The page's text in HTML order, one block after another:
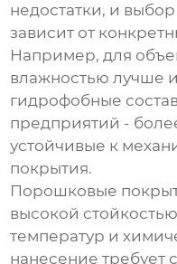
недостатки, и
зависит от
Например, для
влажностью лучше
гидрофобные
предприятий -
устойчивые к
покрытия.
Порошковые
высокой
температур и
нанесение требует